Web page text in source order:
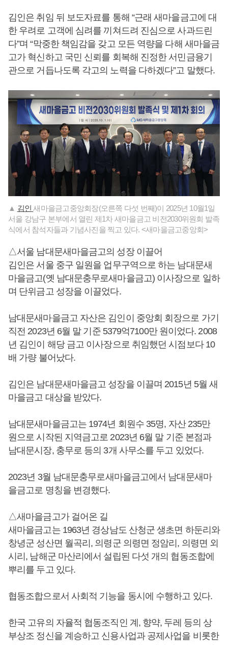
김인은 취임 뒤 보도자료를 통해 “근래 새마을금고에 대
한 우려로 고객에 심려를 끼쳐드려 진심으로 사과드린
다”며 “막중한 책임감을 갖고 모든 역량을 다해 새마을금
고가 혁신하고 국민 신뢰를 회복해 진정한 서민금융기
관으로 거듭나도록 각고의 노력을 다하겠다”고 말했다.
▲ 김인새마을금고중앙회장(오른쪽 다섯 번째)이 2025년 10월1일
서울 강남구 본부에서 열린 제1차 새마을금고 비전2030위원회 발족
식에서 참석자들과 기념사진을 찍고 있다. <새마을금고중앙회>
△서울 남대문새마을금고의 성장 이끌어
김인은 서울 중구 일원을 업무구역으로 하는 남대문새
마을금고(옛 남대문충무로새마을금고) 이사장으로 일하
며 단위금고 성장을 이끌었다.
남대문새마을금고 자산은 김인이 중앙회 회장으로 가기
직전 2023년 6월 말 기준 5379억7100만 원이었다. 2008
년 김인이 해당 금고 이사장으로 취임했던 시점보다 10
배 가량 불어났다.
김인은 남대문새마을금고 성장을 이끌며 2015년 5월 새
마을금고 대상을 받았다.
남대문새마을금고는 1974년 회원수 35명, 자산 235만
원으로 시작된 지역금고로 2023년 6월 말 기준 본점과
남대문시장, 충무로 등의 3개 사무소를 두고 있었다.
2023년 3월 남대문충무로새마을금고에서 남대문새마
을금고로 명칭을 변경했다.
△새마을금고가 걸어온 길
새마을금고는 1963년 경상남도 산청군 생초면 하둔리와
창녕군 성산면 월곡리, 의령군 의령면 정암리, 의령면 외
시리, 남해군 마산리에서 설립된 다섯 개의 협동조합에
뿌리를 두고 있다.
협동조합으로서 사회적 기능을 동시에 수행하고 있다.
한국 고유의 자율적 협동조직인 계, 향약, 두레 등의 상
부상조 정신을 계승하고 신용사업과 공제사업을 비롯한